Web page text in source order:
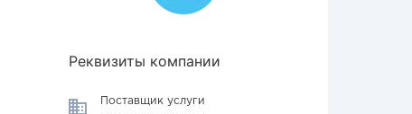
Реквизиты компании
Поставщик услуги